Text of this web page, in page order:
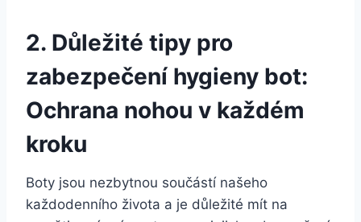
2. Důležité tipy pro
‍zabezpečení hygieny bot:
Ochrana ⁤nohou v ‍každém
kroku
Boty jsou nezbytnou součástí našeho
každodenního‍ života a je důležité mít na